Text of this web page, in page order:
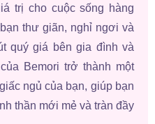
trị cho cuộc sống hàng
thư giãn, nghỉ ngơi và
quý giá bên gia đình và
Bemori trở thành một
ngủ của bạn, giúp bạn
thần mới mẻ và tràn đầy